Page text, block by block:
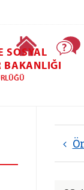
Ana Sayfa
SOSYAL
BAKANLIĞI